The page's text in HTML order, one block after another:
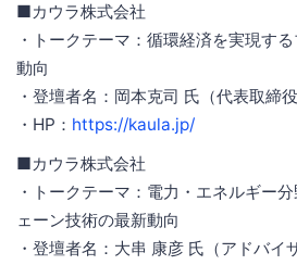
■カウラ株式会社
・トークテーマ：循環経済を実現す
動向
・登壇者名：岡本克司 氏（代表取締役
・HP： https://kaula.jp/
■カウラ株式会社
・トークテーマ：電力・エネルギー
ェーン技術の最新動向
・登壇者名：大串 康彦 氏（アドバイ